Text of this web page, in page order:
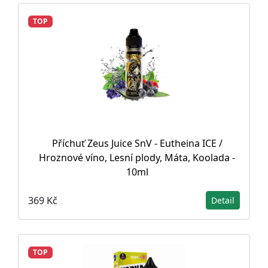
TOP
Příchuť Zeus Juice SnV - Eutheina ICE /
Hroznové víno, Lesní plody, Máta, Koolada -
10ml
369 Kč Detail
TOP